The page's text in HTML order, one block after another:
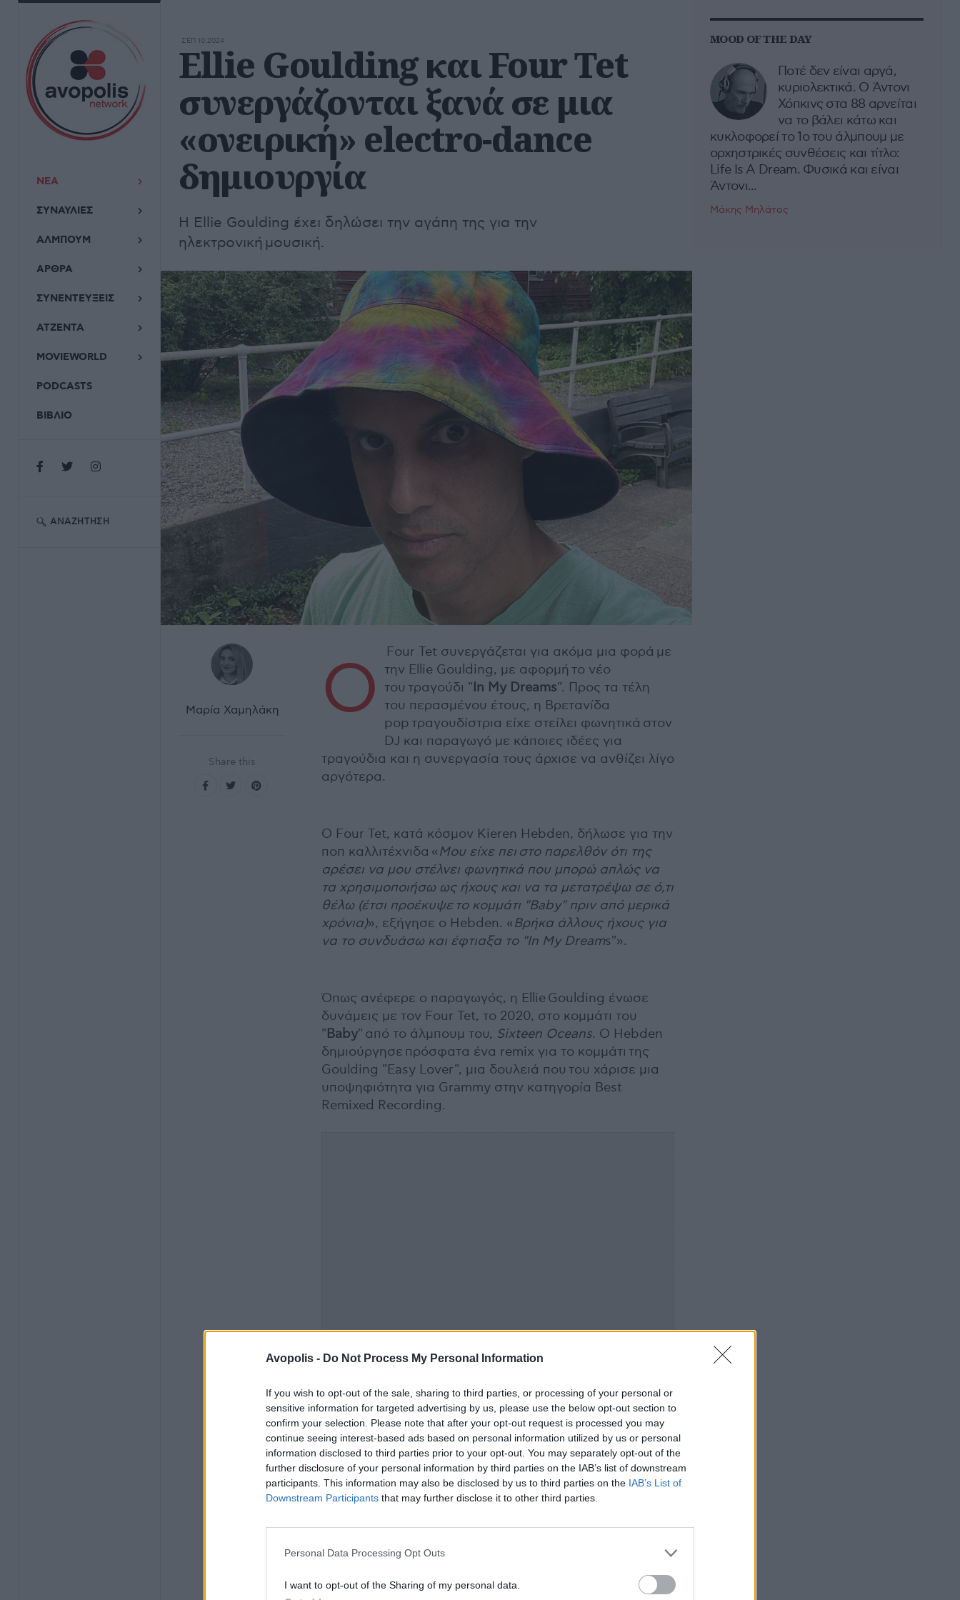
Avopolis - Do Not Process My Personal Information
If you wish to opt-out of the sale, sharing to third parties, or processing of your personal or
sensitive information for targeted advertising by us, please use the below opt-out section to
confirm your selection. Please note that after your opt-out request is processed you may
continue seeing interest-based ads based on personal information utilized by us or personal
information disclosed to third parties prior to your opt-out. You may separately opt-out of the
further disclosure of your personal information by third parties on the IAB’s list of downstream
participants. This information may also be disclosed by us to third parties on the IAB’s List of
Downstream Participants that may further disclose it to other third parties.
Personal Data Processing Opt Outs
I want to opt-out of the Sharing of my personal data.
ΝΕΑ
ΣΥΝΑΥΛΙΕΣ
ΑΛΜΠΟΥΜ
ΑΡΘΡΑ
ΣΥΝΕΝΤΕΥΞΕΙΣ
ΑΤΖΕΝΤΑ
MOVIEWORLD
PODCASTS
ΒΙΒΛΙΟ
ΑΝΑΖΉΤΗΣΗ
ΣΕΠ 10,2024
Ellie Goulding και Four Tet
συνεργάζονται ξανά σε μια
«ονειρική» electro-dance
δημιουργία
Η Ellie Goulding έχει δηλώσει την αγάπη της για την
ηλεκτρονική μουσική.
Μαρία Χαμηλάκη
Share this
Ο
Four Tet συνεργάζεται για ακόμα μια φορά με
την Ellie Goulding, με αφορμή το νέο
του τραγούδι " In My Dreams". Προς τα τέλη
του περασμένου έτους, η Βρετανίδα
pop τραγουδίστρια είχε στείλει φωνητικά στον
DJ και παραγωγό με κάποιες ιδέες για
τραγούδια και η συνεργασία τους άρχισε να ανθίζει λίγο
αργότερα.
Ο Four Tet, κατά κόσμον Kieren Hebden, δήλωσε για την
ποπ καλλιτέχνιδα «Μου είχε πει στο παρελθόν ότι της
αρέσει να μου στέλνει φωνητικά που μπορώ απλώς να
τα χρησιμοποιήσω ως ήχους και να τα μετατρέψω σε ό,τι
θέλω (έτσι προέκυψε το κομμάτι "Baby" πριν από μερικά
χρόνια)», εξήγησε ο Hebden. «Βρήκα άλλους ήχους για
να το συνδυάσω και έφτιαξα το "In My Dreams"».
Όπως ανέφερε ο παραγωγός, η Ellie Goulding ένωσε
δυνάμεις με τον Four Tet, το 2020, στο κομμάτι του
" Baby" από το άλμπουμ του, Sixteen Oceans. Ο Hebden
δημιούργησε πρόσφατα ένα remix για το κομμάτι της
Goulding "Easy Lover", μια δουλειά που του χάρισε μια
υποψηφιότητα για Grammy στην κατηγορία Best
Remixed Recording.
MOOD OF THE DAY
Ποτέ δεν είναι αργά,
κυριολεκτικά. Ο Άντονι
Χόπκινς στα 88 αρνείται
να το βάλει κάτω και
κυκλοφορεί το 1ο του άλμπουμ με
ορχηστρικές συνθέσεις και τίτλο:
Life Is A Dream. Φυσικά και είναι
Άντονι...
Μάκης Μηλάτος